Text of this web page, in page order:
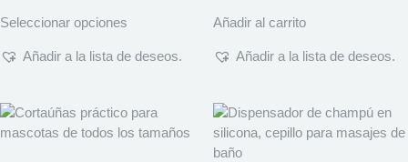
Seleccionar opciones
Añadir a la lista de deseos.
Añadir al carrito
Añadir a la lista de deseos.